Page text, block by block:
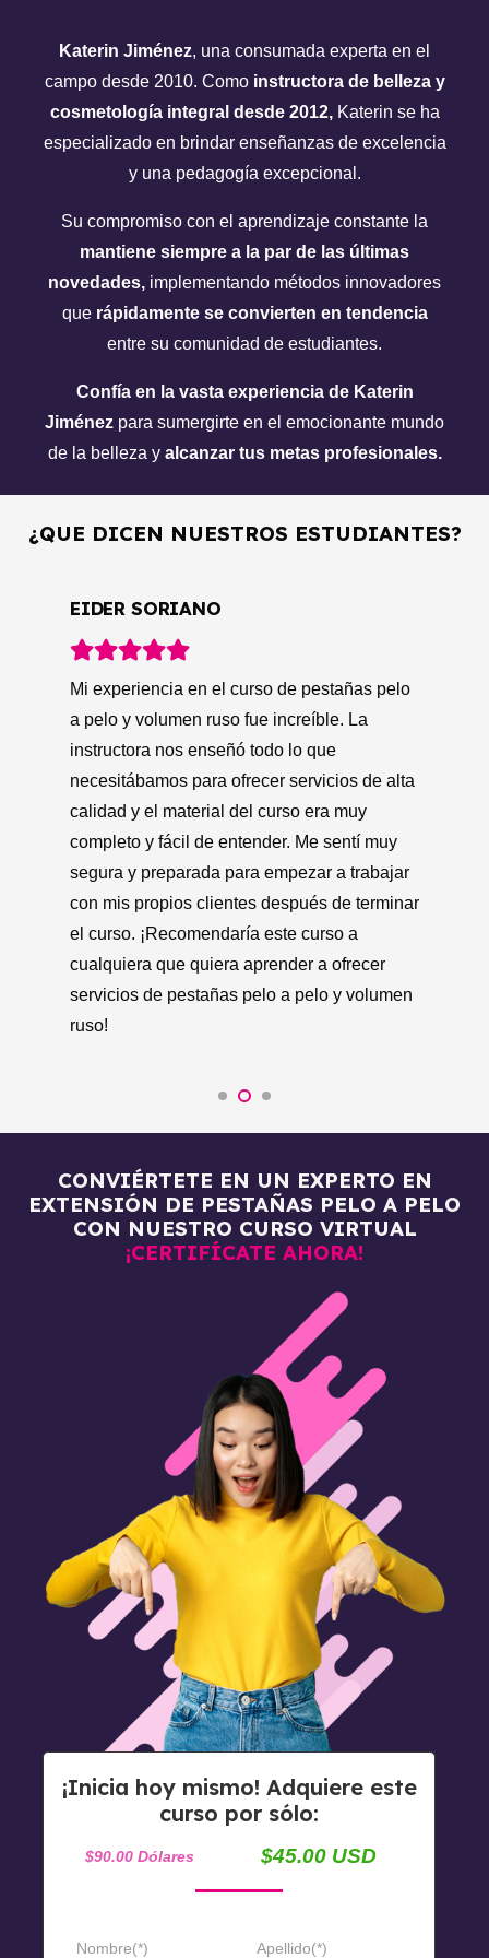
Katerin Jiménez, una consumada experta en el
campo desde 2010. Como instructora de belleza y
cosmetología integral desde 2012,Katerin se ha
especializado en brindar enseñanzas de excelencia
y una pedagogía excepcional.
Su compromiso con el aprendizaje constante la
mantiene siempre a la par de las últimas
novedades, implementando métodos innovadores
que rápidamente se convierten en tendencia
entre su comunidad de estudiantes.
Confía en la vasta experiencia de Katerin
Jiménez para sumergirte en el emocionante mundo
de la belleza yalcanzar tus metas profesionales.
¿QUE DICEN NUESTROS ESTUDIANTES?
El curso de pestañas pelo a pelo y volumen
ruso ha sido una experiencia increíble para
mí. La instructora era muy clara y paciente en
su enseñanza y me sentí muy segura y
confiada en mis habilidades al terminar el
curso. Además, el material del curso era muy
completo y cubría todo lo que necesitábamos
saber para ofrecer servicios de alta calidad.
CONVIÉRTETE EN UN EXPERTO EN
EXTENSIÓN DE PESTAÑAS PELO A PELO
CON NUESTRO CURSO VIRTUAL
¡CERTIFÍCATE AHORA!
¡Inicia hoy mismo! Adquiere este
curso por sólo:
$90.00 Dólares $45.00 USD
Nombre(*) Apellido(*)